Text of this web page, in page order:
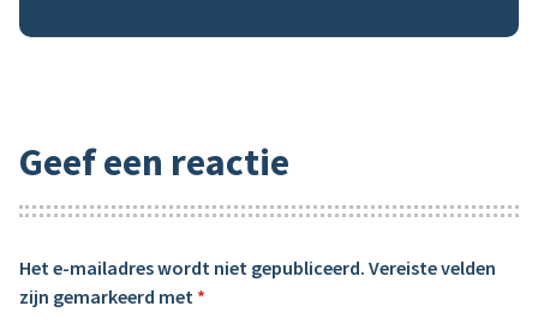
Geef een reactie
Het e-mailadres wordt niet gepubliceerd. Vereiste velden
zijn gemarkeerd met *